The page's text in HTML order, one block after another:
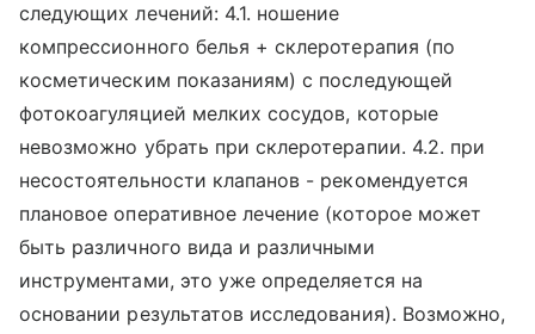
следующих лечений: 4.1. ношение
компрессионного белья + склеротерапия (по
косметическим показаниям) с последующей
фотокоагуляцией мелких сосудов, которые
невозможно убрать при склеротерапии. 4.2. при
несостоятельности клапанов - рекомендуется
плановое оперативное лечение (которое может
быть различного вида и различными
инструментами, это уже определяется на
основании результатов исследования). Возможно,